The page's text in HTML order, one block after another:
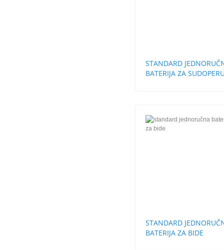
STANDARD
BATERIJA ZA
STANDARD
BATERIJA ZA BIDE